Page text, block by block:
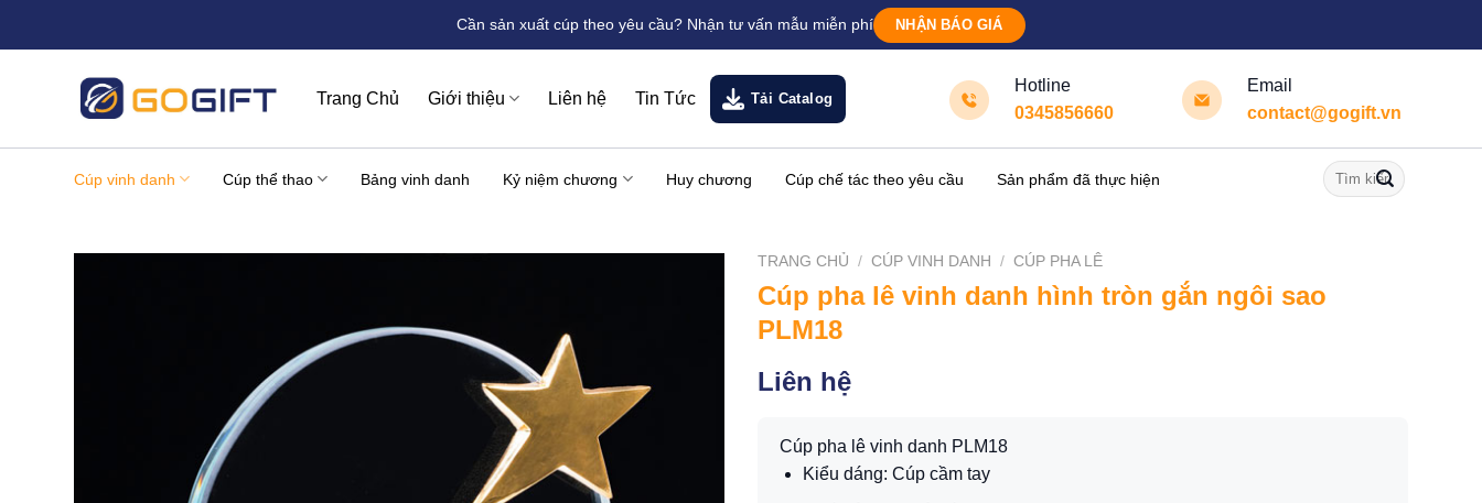
Cần sản xuất cúp theo yêu cầu? Nhận tư vấn mẫu miễn phí NHẬN BÁO GIÁ
Trang Chủ Giới thiệu Liên hệ Tin Tức Tải Catalog
Hotline
0345856660
Email
contact@gogift.vn
Cúp vinh danh Cúp thể thao Bảng vinh danh Kỷ niệm chương Huy chương Cúp chế tác theo yêu cầu Sản phẩm đã thực hiện
Tìm
kiếm:
TRANG CHỦ / CÚP VINH DANH / CÚP PHA LÊ
Cúp pha lê vinh danh hình tròn gắn ngôi sao
PLM18
Liên hệ
Cúp pha lê vinh danh PLM18
Kiểu dáng: Cúp cầm tay